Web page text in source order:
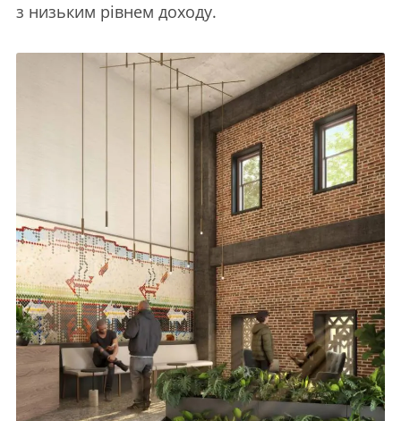
з низьким рівнем доходу.